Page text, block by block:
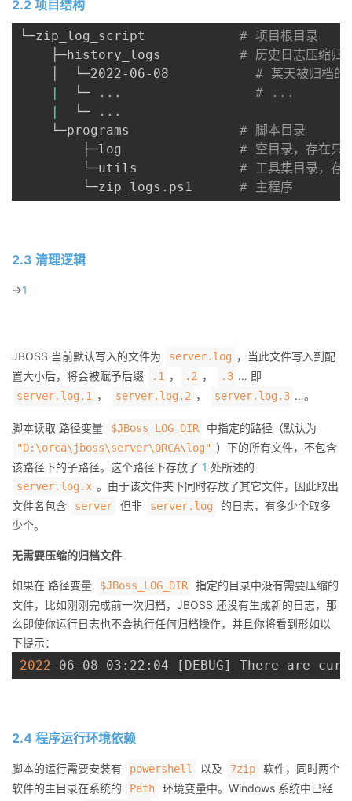
2.2 项目结构
└─zip_log_script # 项目根目录
    ├─history_logs
# 历史日志压缩归
    │  └─2022-06-08
# 某天被归档的
|
  └─
.. . # ...
|
  └─
.. .
    └─programs
# 脚本目录
        ├─log
# 空目录，存在只
        └─utils
# 工具集目录，存
        └─zip_logs.ps1
# 主程序
2.3 清理逻辑
->1
JBOSS 当前默认写入的文件为 server.log ，当此文件写入到配
置大小后，将会被赋予后缀
.1 ， .2 ， .3 … 即
server.log.1 ， server.log.2 ， server.log.3 …。
脚本读取 路径变量 $JBoss_LOG_DIR 中指定的路径（默认为
"D:\orca\jboss\server\ORCA\log" ）下的所有文件，不包含
该路径下的子路径。这个路径下存放了 1 处所述的
server.log.x 。由于该文件夹下同时存放了其它文件，因此取出
文件名包含
server 但非 server.log
的日志，有多少个取多
少个。
无需要压缩的归档文件
如果在 路径变量 $JBoss_LOG_DIR
指定的目录中没有需要压缩的
文件，比如刚刚完成前一次归档，JBOSS 还没有生成新的日志，那
么即使你运行日志也不会执行任何归档操作，并且你将看到形如以
下提示：
2022-06-08 03:22:04 [ DEBUG]
2.4 程序运行环境依赖
脚本的运行需要安装有 powershell 以及 7zip
软件，同时两个
软件的主目录在系统的
Path 环境变量中。Windows 系统中已经